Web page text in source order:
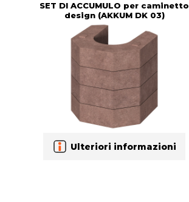
SET DI ACCUMULO per caminetto
design (AKKUM DK 03)
Ulteriori informazioni